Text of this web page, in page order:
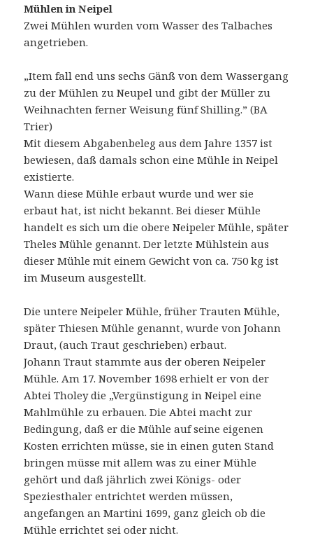
Mühlen in Neipel
Zwei Mühlen wurden vom Wasser des Talbaches
angetrieben.
„Item fall end uns sechs Gänß von dem Wassergang
zu der Mühlen zu Neupel und gibt der Müller zu
Weihnachten ferner Weisung fünf Shilling.” (BA
Trier)
Mit diesem Abgabenbeleg aus dem Jahre 1357 ist
bewiesen, daß damals schon eine Mühle in Neipel
existierte.
Wann diese Mühle erbaut wurde und wer sie
erbaut hat, ist nicht bekannt. Bei dieser Mühle
handelt es sich um die obere Neipeler Mühle, später
Theles Mühle genannt. Der letzte Mühlstein aus
dieser Mühle mit einem Gewicht von ca. 750 kg ist
im Museum ausgestellt.
Die untere Neipeler Mühle, früher Trauten Mühle,
später Thiesen Mühle genannt, wurde von Johann
Draut, (auch Traut geschrieben) erbaut.
Johann Traut stammte aus der oberen Neipeler
Mühle. Am 17. November 1698 erhielt er von der
Abtei Tholey die „Vergünstigung in Neipel eine
Mahlmühle zu erbauen. Die Abtei macht zur
Bedingung, daß er die Mühle auf seine eigenen
Kosten errichten müsse, sie in einen guten Stand
bringen müsse mit allem was zu einer Mühle
gehört und daß jährlich zwei Königs- oder
Speziesthaler entrichtet werden müssen,
angefangen an Martini 1699, ganz gleich ob die
Mühle errichtet sei oder nicht.